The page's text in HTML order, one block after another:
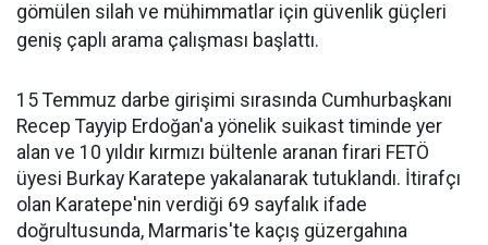
gömülen silah ve mühimmatlar için güvenlik güçleri
geniş çaplı arama çalışması başlattı.
15 Temmuz darbe girişimi sırasında Cumhurbaşkanı
Recep Tayyip Erdoğan'a yönelik suikast timinde yer
alan ve 10 yıldır kırmızı bültenle aranan firari FETÖ
üyesi Burkay Karatepe yakalanarak tutuklandı. İtirafçı
olan Karatepe'nin verdiği 69 sayfalık ifade
doğrultusunda, Marmaris'te kaçış güzergahına